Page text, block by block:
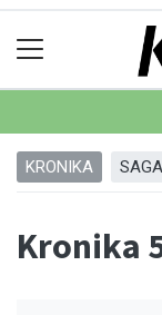
KRONIKA
Kronika